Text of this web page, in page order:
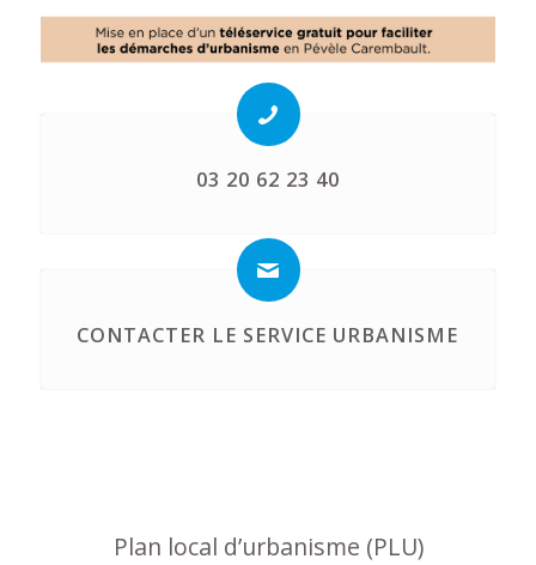
03 20 62 23 40
CONTACTER LE SERVICE URBANISME
Plan local d’urbanisme (PLU)